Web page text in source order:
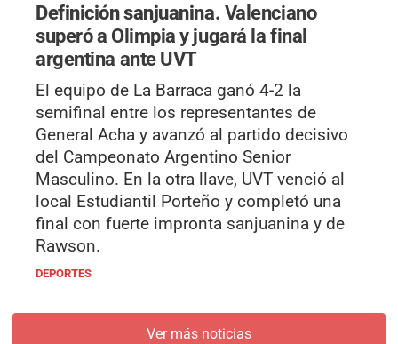
Definición sanjuanina. Valenciano
superó a Olimpia y jugará la final
argentina ante UVT
El equipo de La Barraca ganó 4-2 la
semifinal entre los representantes de
General Acha y avanzó al partido decisivo
del Campeonato Argentino Senior
Masculino. En la otra llave, UVT venció al
local Estudiantil Porteño y completó una
final con fuerte impronta sanjuanina y de
Rawson.
DEPORTES
Ver más noticias